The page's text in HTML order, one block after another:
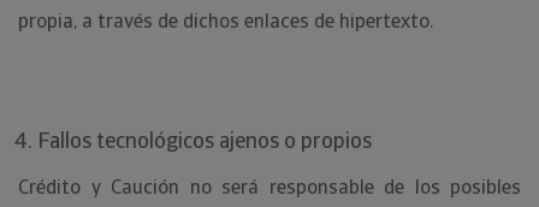
propia, a través de dichos enlaces de hipertexto.
Fallos tecnológicos ajenos o propios
Crédito y Caución no será responsable de los posibles